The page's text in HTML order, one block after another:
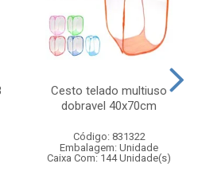
Cesto telado multiuso
dobravel 40x70cm
Código: 831322
Embalagem: Unidade
Caixa Com: 144 Unidade(s)